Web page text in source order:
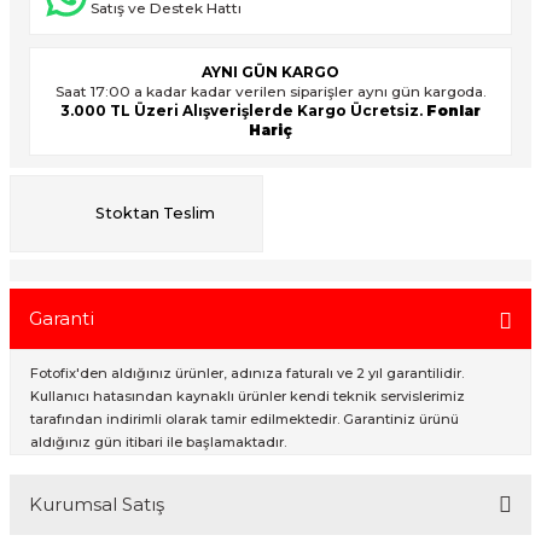
Satış ve Destek Hattı
AYNI GÜN KARGO
Saat 17:00 a kadar kadar verilen siparişler aynı gün kargoda.
3.000 TL Üzeri Alışverişlerde Kargo Ücretsiz. Fonlar
Hariç
Stoktan Teslim
Garanti
Fotofix'den aldığınız ürünler, adınıza faturalı ve 2 yıl garantilidir.
Kullanıcı hatasından kaynaklı ürünler kendi teknik servislerimiz
tarafından indirimli olarak tamir edilmektedir. Garantiniz ürünü
aldığınız gün itibari ile başlamaktadır.
Kurumsal Satış